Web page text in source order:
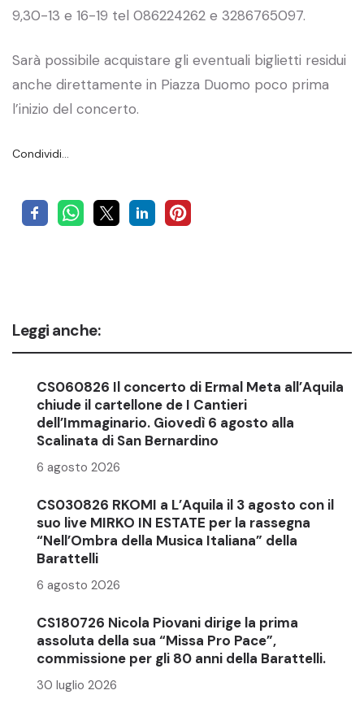
9,30-13 e 16-19 tel 086224262 e 3286765097.
Sarà possibile acquistare gli eventuali biglietti residui
anche direttamente in Piazza Duomo poco prima
l’inizio del concerto.
Condividi…
Leggi anche:
CS060826 Il concerto di Ermal Meta all’Aquila
chiude il cartellone de I Cantieri
dell’Immaginario. Giovedì 6 agosto alla
Scalinata di San Bernardino
6 agosto 2026
CS030826 RKOMI a L’Aquila il 3 agosto con il
suo live MIRKO IN ESTATE per la rassegna
“Nell’Ombra della Musica Italiana” della
Barattelli
6 agosto 2026
CS180726 Nicola Piovani dirige la prima
assoluta della sua “Missa Pro Pace”,
commissione per gli 80 anni della Barattelli.
30 luglio 2026